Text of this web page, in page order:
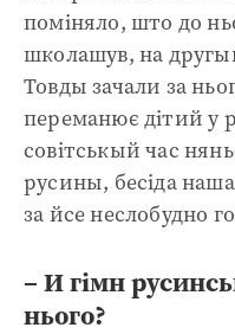
поміняло, што до
школашув, на
Товды зачали за
переманює дітий у
совітськый час
русины, бесіда
за йсе неслобудно
– И гімн
нього?